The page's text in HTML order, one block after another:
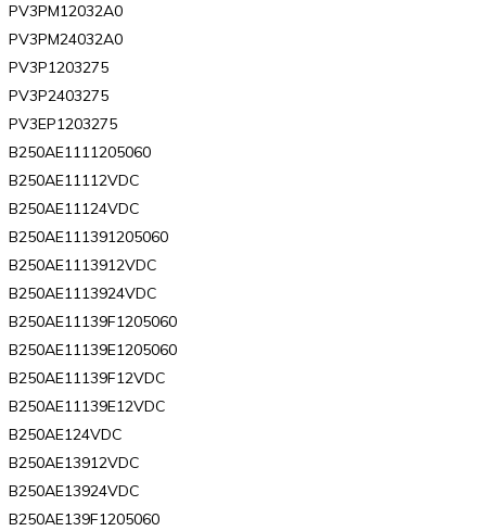
PV3PM12032A0
PV3PM24032A0
PV3P1203275
PV3P2403275
PV3EP1203275
B250AE1111205060
B250AE11112VDC
B250AE11124VDC
B250AE111391205060
B250AE1113912VDC
B250AE1113924VDC
B250AE11139F1205060
B250AE11139E1205060
B250AE11139F12VDC
B250AE11139E12VDC
B250AE124VDC
B250AE13912VDC
B250AE13924VDC
B250AE139F1205060